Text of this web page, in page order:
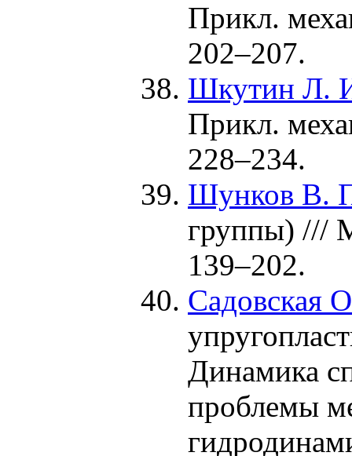
Прикл.
202–207.
Шкутин Л.
Прикл.
228–234.
Шунков В.
группы) ///
139–202.
Садовская
Динамика
проблемы